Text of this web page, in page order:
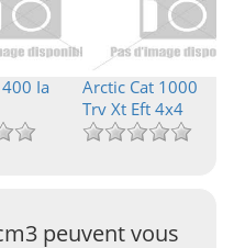
Ia
Arctic Cat 1000
Trv Xt Eft 4x4
peuvent vous